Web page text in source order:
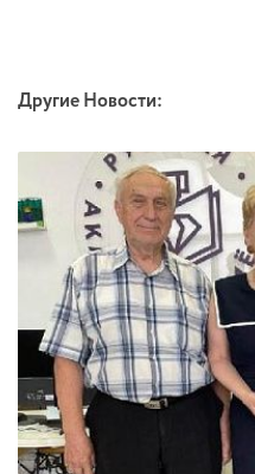
Другие Новости: